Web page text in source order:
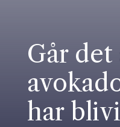
Går det
har